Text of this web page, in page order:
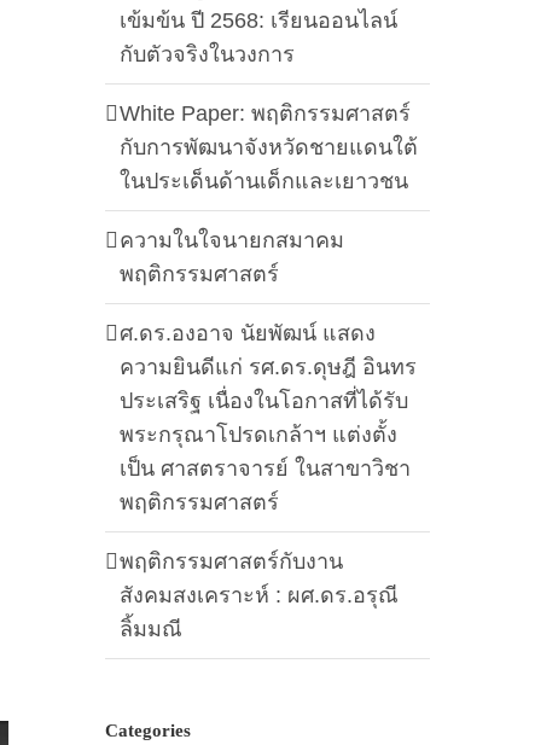
เข้มข้น ปี 2568: เรียนออนไลน์
กับตัวจริงในวงการ
White Paper: พฤติกรรมศาสตร์
กับการพัฒนาจังหวัดชายแดนใต้
ในประเด็นด้านเด็กและเยาวชน
ความในใจนายกสมาคม
พฤติกรรมศาสตร์
ศ.ดร.องอาจ นัยพัฒน์ แสดง
ความยินดีแก่ รศ.ดร.ดุษฎี อินทร
ประเสริฐ เนื่องในโอกาสที่ได้รับ
พระกรุณาโปรดเกล้าฯ แต่งตั้ง
เป็น ศาสตราจารย์ ในสาขาวิชา
พฤติกรรมศาสตร์
พฤติกรรมศาสตร์กับงาน
สังคมสงเคราะห์ : ผศ.ดร.อรุณี
ลิ้มมณี
Categories